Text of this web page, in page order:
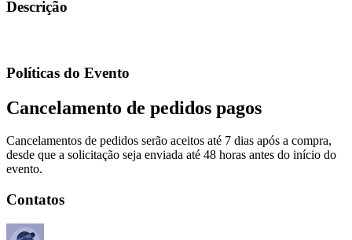
Descrição
Políticas do Evento
Cancelamento de pedidos pagos
Cancelamentos de pedidos serão aceitos até 7 dias após a compra,
desde que a solicitação seja enviada até 48 horas antes do início do
evento.
Contatos